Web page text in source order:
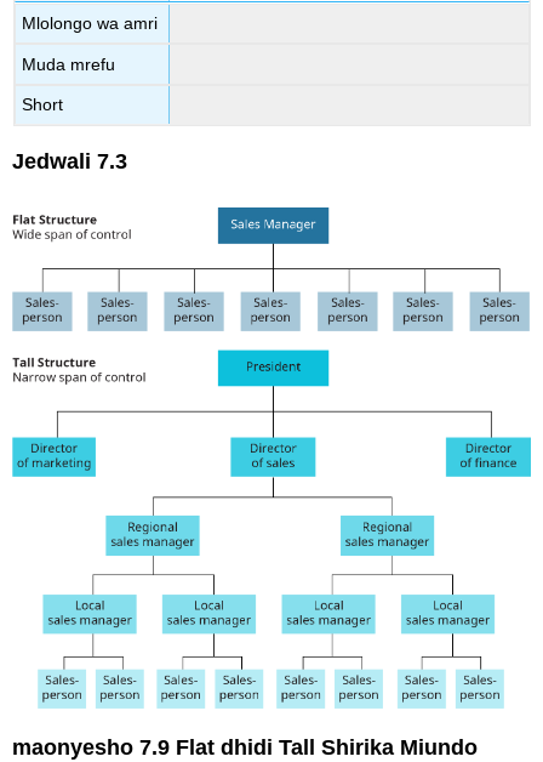
Mlolongo wa amri
Muda mrefu
Short
Jedwali 7.3
maonyesho 7.9 Flat dhidi Tall Shirika Miundo